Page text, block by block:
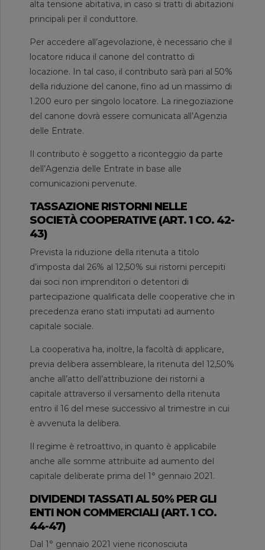
alta tensione abitativa, in caso si tratti di abitazioni
principali per il conduttore.
Per accedere all’agevolazione, è necessario che il
locatore riduca il canone del contratto di
locazione. In tal caso, il contributo sarà pari al 50%
della riduzione del canone, fino ad un massimo di
1.200 euro per singolo locatore. La rinegoziazione
del canone dovrà essere comunicata all’Agenzia
delle Entrate.
Il contributo è soggetto a riconteggio da parte
dell’Agenzia delle Entrate in base alle
comunicazioni pervenute.
TASSAZIONE RISTORNI NELLE
SOCIETÀ COOPERATIVE (ART. 1 CO. 42-
43)
Prevista la riduzione della ritenuta a titolo
d’imposta dal 26% al 12,50% sui ristorni percepiti
dai soci non imprenditori o detentori di
partecipazione qualificata delle cooperative che in
precedenza erano stati imputati ad aumento
capitale sociale.
La cooperativa ha, inoltre, la facoltà di applicare,
previa delibera assembleare, la ritenuta del 12,50%
anche all’atto dell’attribuzione dei ristorni a
capitale attraverso il versamento della ritenuta
entro il 16 del mese successivo al trimestre in cui
è avvenuta la delibera.
Il regime è retroattivo, in quanto è applicabile
anche alle somme attribuite ad aumento del
capitale deliberate prima del 1° gennaio 2021.
DIVIDENDI TASSATI AL 50% PER GLI
ENTI NON COMMERCIALI (ART. 1 CO.
44-47)
Dal 1° gennaio 2021 viene riconosciuta